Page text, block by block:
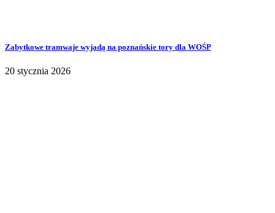
Zabytkowe tramwaje wyjadą na poznańskie tory dla WOŚP
20 stycznia 2026